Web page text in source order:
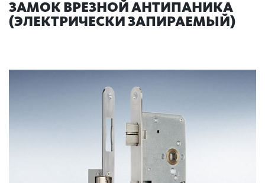
ЗАМОК ВРЕЗНОЙ АНТИПАНИКА
(ЭЛЕКТРИЧЕСКИ ЗАПИРАЕМЫЙ)